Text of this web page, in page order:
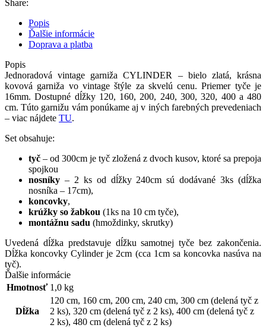
Share:
Popis
Ďalšie informácie
Doprava a platba
Popis
Jednoradová vintage garniža CYLINDER – bielo zlatá, krásna
kovová garniža vo vintage štýle za skvelú cenu. Priemer tyče je
16mm. Dostupné dĺžky 120, 160, 200, 240, 300, 320, 400 a 480
cm. Túto garnižu vám ponúkame aj v iných farebných prevedeniach
– viac nájdete TU.
Set obsahuje:
tyč – od 300cm je tyč zložená z dvoch kusov, ktoré sa prepoja
spojkou
nosníky – 2 ks od dĺžky 240cm sú dodávané 3ks (dĺžka
nosníka – 17cm),
koncovky,
krúžky so žabkou (1ks na 10 cm tyče),
montážnu sadu (hmoždinky, skrutky)
Uvedená dĺžka predstavuje dĺžku samotnej tyče bez zakončenia.
Dĺžka koncovky Cylinder je 2cm (cca 1cm sa koncovka nasúva na
tyč).
Ďalšie informácie
Hmotnosť 1,0 kg
Dĺžka
120 cm, 160 cm, 200 cm, 240 cm, 300 cm (delená tyč z
2 ks), 320 cm (delená tyč z 2 ks), 400 cm (delená tyč z
2 ks), 480 cm (delená tyč z 2 ks)